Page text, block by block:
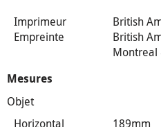
Imprimeur
British
Empreinte
British
Montreal
Mesures
Objet
Horizontal
189mm